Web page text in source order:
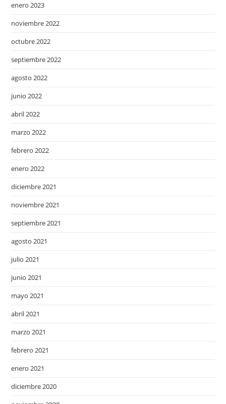
enero 2023
noviembre 2022
octubre 2022
septiembre 2022
agosto 2022
junio 2022
abril 2022
marzo 2022
febrero 2022
enero 2022
diciembre 2021
noviembre 2021
septiembre 2021
agosto 2021
julio 2021
junio 2021
mayo 2021
abril 2021
marzo 2021
febrero 2021
enero 2021
diciembre 2020